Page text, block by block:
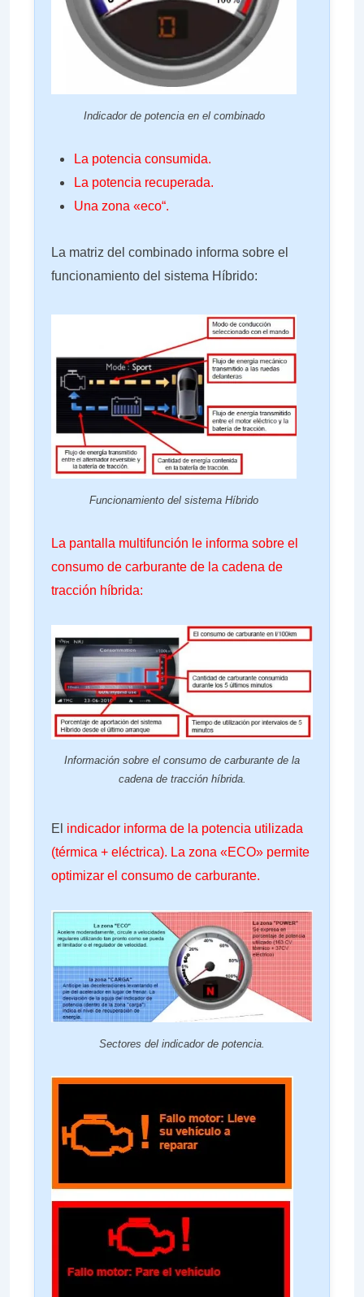
Indicador de potencia en el combinado
La potencia consumida.
La potencia recuperada.
Una zona «eco“.
La matriz del combinado informa sobre el
funcionamiento del sistema Híbrido:
Funcionamiento del sistema Híbrido
La pantalla multifunción le informa sobre el
consumo de carburante de la cadena de
tracción híbrida:
Información sobre el consumo de carburante de la
cadena de tracción híbrida.
El indicador informa de la potencia utilizada
(térmica + eléctrica). La zona «ECO» permite
optimizar el consumo de carburante.
Sectores del indicador de potencia.